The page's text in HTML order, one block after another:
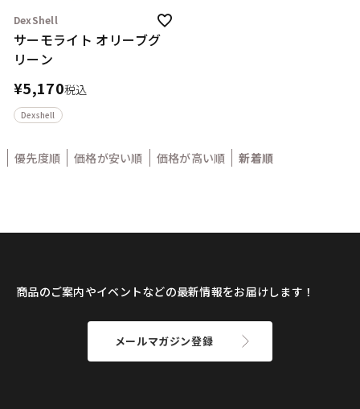
DexShell
サーモライト オリーブグ
リーン
¥5,170税込
Dexshell
優先度順 価格が安い順 価格が高い順 新着順
商品のご案内やイベントなどの最新情報をお届けします！
メールマガジン登録